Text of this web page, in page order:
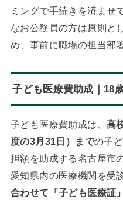
ミングで手続きを済ませ
なお公務員の方は原則と
め、事前に職場の担当部
子ども医療費助成｜18
子ども医療費助成は、高
度の3月31日）までの子
担額を助成する名古屋市
愛知県内の医療機関を受
合わせて「子ども医療証